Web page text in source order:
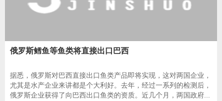
俄罗斯鳕鱼等鱼类将直接出口巴西
据悉，俄罗斯对巴西直接出口鱼类产品即将实现，这对两国企业，
尤其是水产企业来讲都是个大利好。去年，经过一系列的检测后，
俄罗斯企业获得了向巴西出口鱼类的资质。近几个月，两国政府...